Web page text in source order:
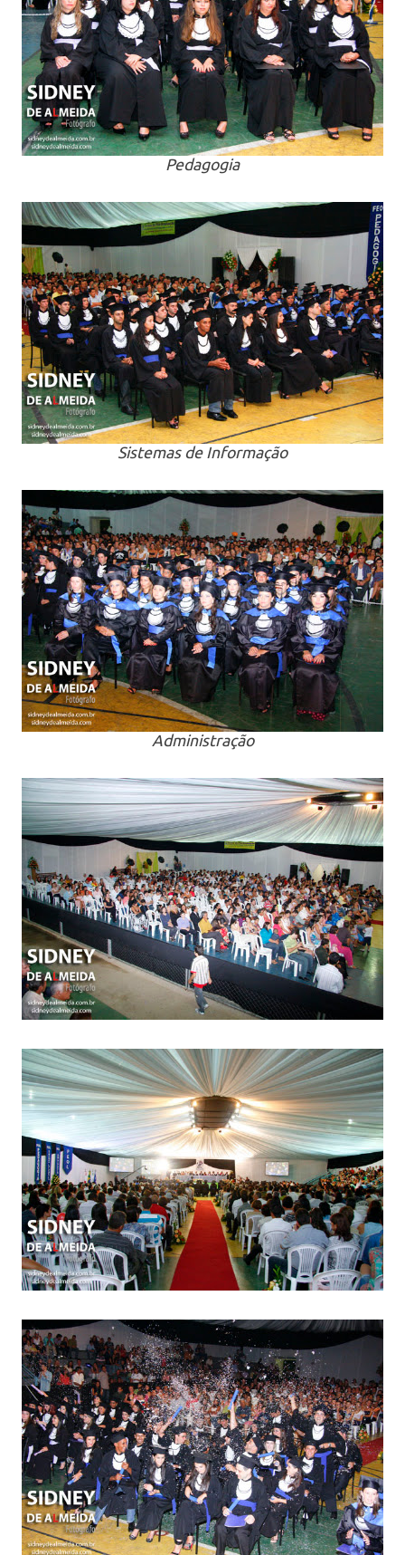
Pedagogia
Sistemas de Informação
Administração